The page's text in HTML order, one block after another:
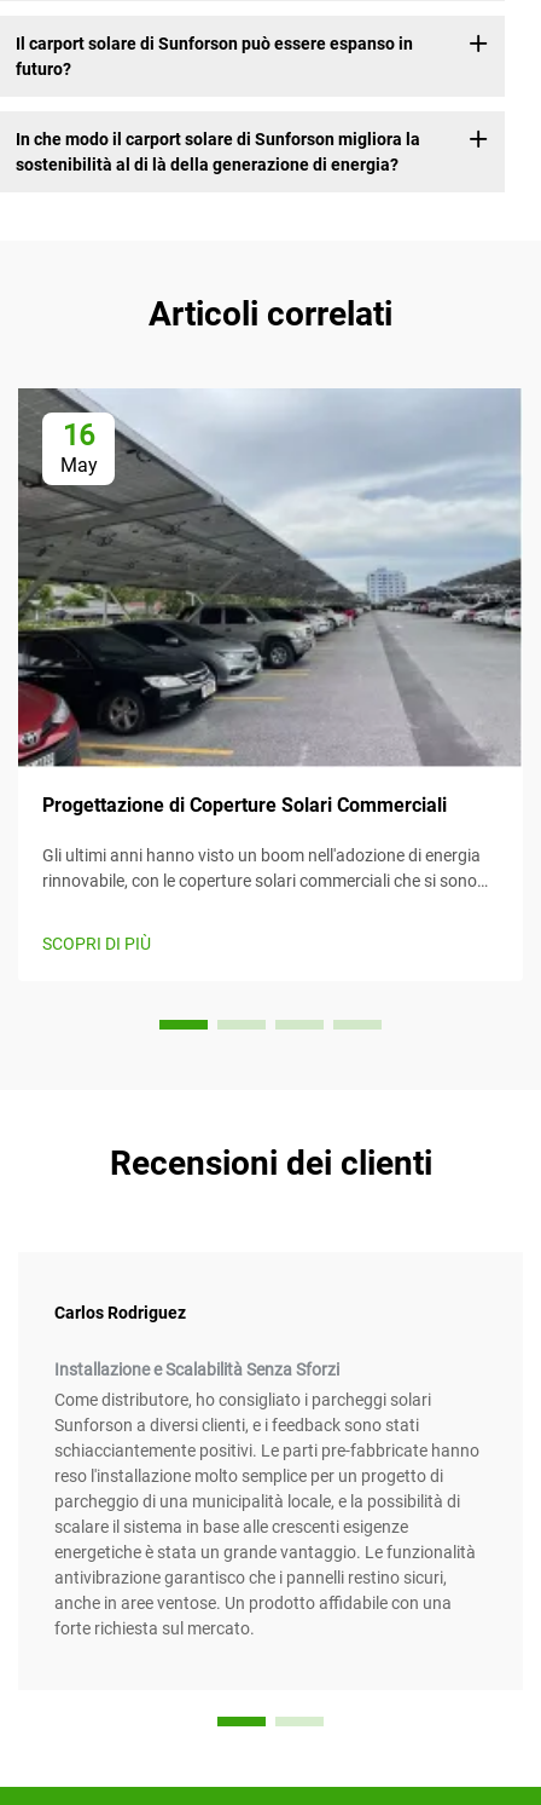
Il carport solare di Sunforson può essere espanso in
futuro?
In che modo il carport solare di Sunforson migliora la
sostenibilità al di là della generazione di energia?
Articoli correlati
16
May
Progettazione di Coperture Solari Commerciali
Gli ultimi anni hanno visto un boom nell'adozione di energia
rinnovabile, con le coperture solari commerciali che si sono
l'energia solare mentre forniscono contemporaneamente
SCOPRI DI PIÙ
Recensioni dei clienti
Carlos Rodriguez
Installazione e Scalabilità Senza Sforzi
Come distributore, ho consigliato i parcheggi solari
Sunforson a diversi clienti, e i feedback sono stati
schiacciantemente positivi. Le parti pre-fabbricate hanno
reso l'installazione molto semplice per un progetto di
parcheggio di una municipalità locale, e la possibilità di
scalare il sistema in base alle crescenti esigenze
energetiche è stata un grande vantaggio. Le funzionalità
antivibrazione garantisco che i pannelli restino sicuri,
anche in aree ventose. Un prodotto affidabile con una
forte richiesta sul mercato.